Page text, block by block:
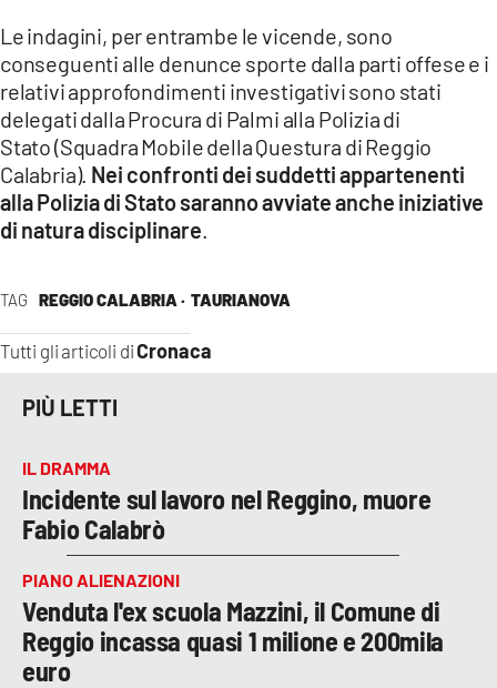
TAG REGGIO CALABRIA · TAURIANOVA
Tutti gli articoli diCronaca
Le indagini, per entrambe le vicende, sono
conseguenti alle denunce sporte dalla parti offese e i
relativi approfondimenti investigativi sono stati
delegati dalla Procura di Palmi alla Polizia di
Stato (Squadra Mobile della Questura di Reggio
Calabria). Nei confronti dei suddetti appartenenti
alla Polizia di Stato saranno avviate anche iniziative
di natura disciplinare
PIÙ LETTI
IL DRAMMA
Incidente sul lavoro nel Reggino, muore
Fabio Calabrò
PIANO ALIENAZIONI
Venduta l'ex scuola Mazzini, il Comune di
Reggio incassa quasi 1 milione e 200mila
euro